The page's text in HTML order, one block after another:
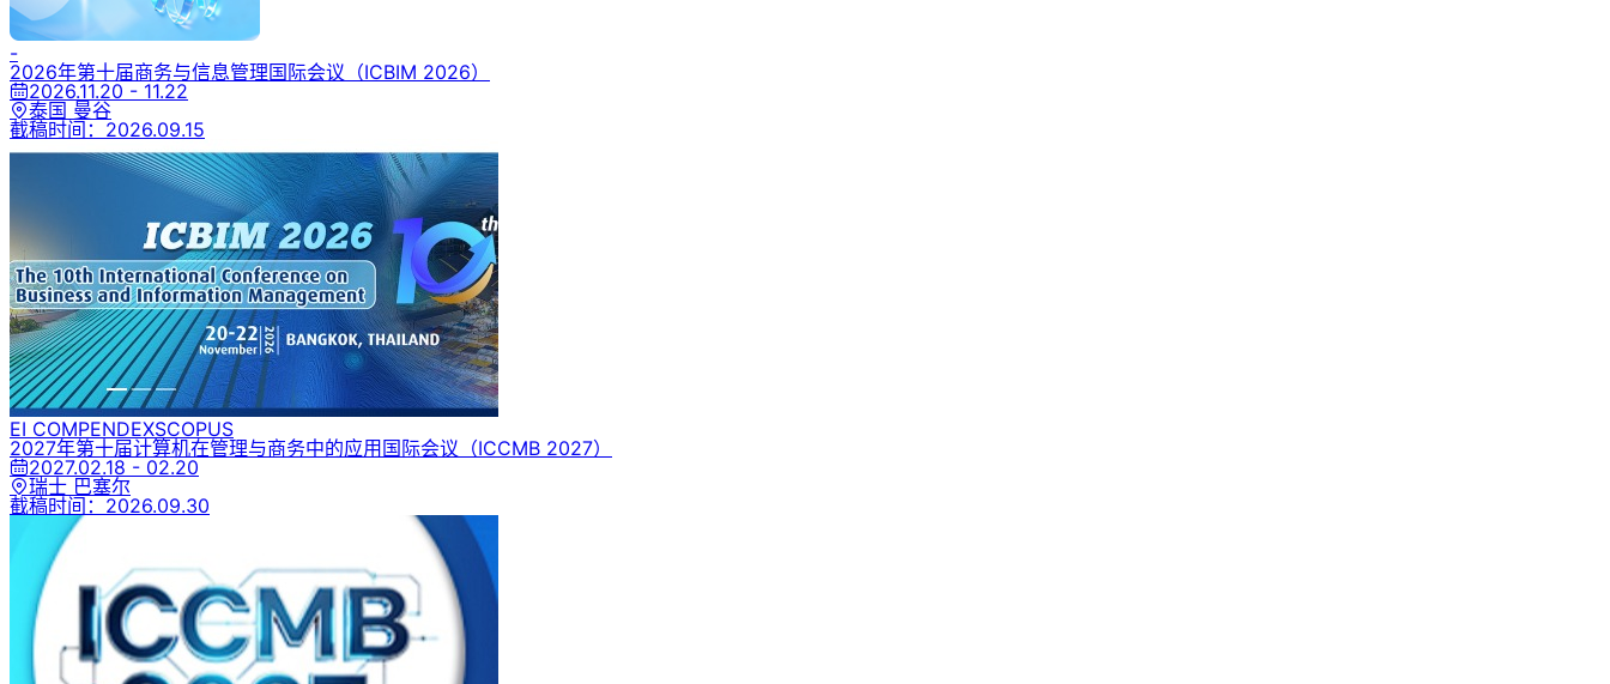
-
2026年第十届商务与信息管理国际会议 （ICBIM 2026）
2026.11.20 - 11.22
泰国 曼谷
截稿时间： 2026.09.15
EI COMPENDEXSCOPUS
2027年第十届计算机在管理与商务中的应用国际会议 （ICCMB 2027）
2027.02.18 - 02.20
瑞士 巴塞尔
截稿时间： 2026.09.30